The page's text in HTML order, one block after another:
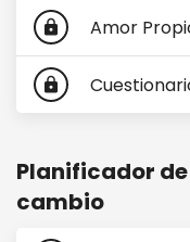
lock Amor
lock
Planificador
cambio